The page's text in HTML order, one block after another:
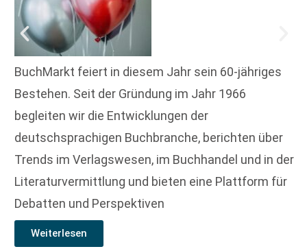
BuchMarkt feiert in diesem Jahr sein 60-jähriges
Bestehen. Seit der Gründung im Jahr 1966
begleiten wir die Entwicklungen der
deutschsprachigen Buchbranche, berichten über
Trends im Verlagswesen, im Buchhandel und in der
Literaturvermittlung und bieten eine Plattform für
Debatten und Perspektiven
Weiterlesen